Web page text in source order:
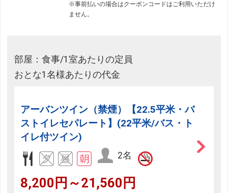
※事前払いの場合はクーポンコードはご利用いただけ
ません。
部屋：食事/1室あたりの定員
おとな1名様あたりの代金
アーバンツイン（禁煙）【22.5平米・バ
ストイレセパレート】(22平米/バス・ト
イレ付ツイン)
2名
8,200円～21,560円